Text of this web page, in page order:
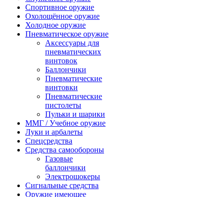
Спортивное оружие
Охолощённое оружие
Холодное оружие
Пневматическое оружие
Аксессуары для
пневматических
винтовок
Баллончики
Пневматические
винтовки
Пневматические
пистолеты
Пульки и шарики
ММГ / Учебное оружие
Луки и арбалеты
Спецсредства
Средства самообороны
Газовые
баллончики
Электрошокеры
Сигнальные средства
Оружие имеющее